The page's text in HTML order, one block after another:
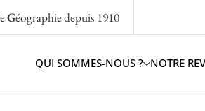
Géographiedepuis 1910
QUI SOMMES-NOUS ? NOTRE